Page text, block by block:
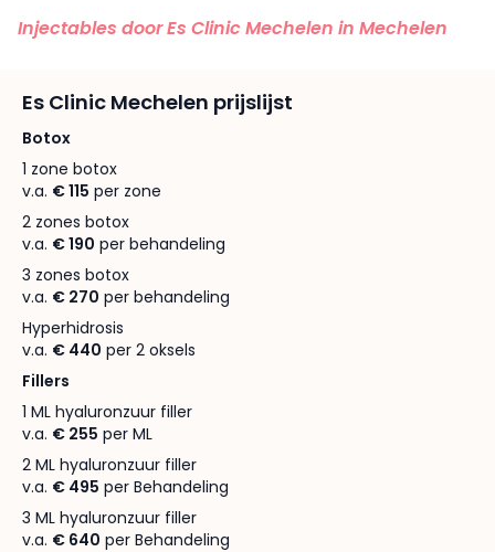
Injectables door Es Clinic Mechelen in Mechelen
Es Clinic Mechelen prijslijst
Botox
1 zone botox
v.a. € 115 per zone
2 zones botox
v.a. € 190 per behandeling
3 zones botox
v.a. € 270 per behandeling
Hyperhidrosis
v.a. € 440 per 2 oksels
Fillers
1 ML hyaluronzuur filler
v.a. € 255 per ML
2 ML hyaluronzuur filler
v.a. € 495 per Behandeling
3 ML hyaluronzuur filler
v.a. € 640 per Behandeling